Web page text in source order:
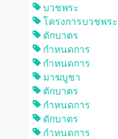
บวชพระ
โครงการบวชพระ
ตักบาตร
กำหนดการ
กำหนดการ
มาฆบูชา
ตักบาตร
กำหนดการ
ตักบาตร
กำหนดการ